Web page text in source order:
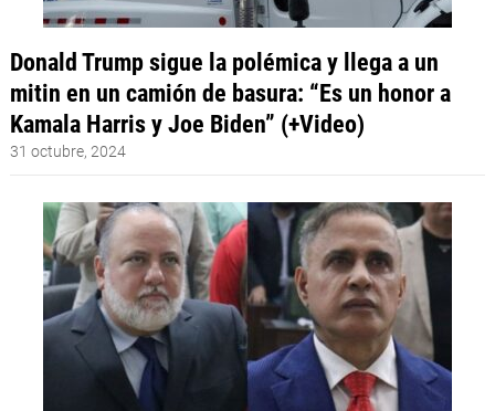
Donald Trump sigue la polémica y llega a un
mitin en un camión de basura: “Es un honor a
Kamala Harris y Joe Biden” (+Video)
31 octubre, 2024